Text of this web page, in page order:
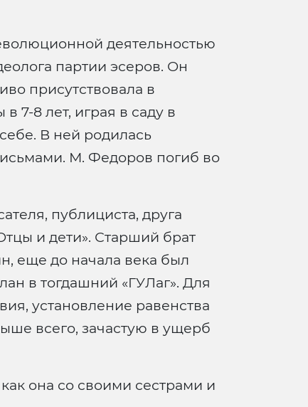
деятельностью
партии эсеров. Он
присутствовала в
7-8 лет, играя в саду в
В ней родилась
М. Федоров погиб во
публициста, друга
и дети». Старший брат
еще до начала века был
в тогдашний «ГУЛаг». Для
установление равенства
всего, зачастую в ущерб
она со своими сестрами и